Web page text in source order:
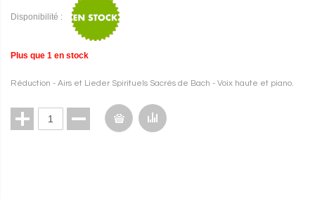
Disponibilité :
Plus que 1 en stock
Réduction - Airs et Lieder Spirituels Sacrés de Bach - Voix haute et piano.